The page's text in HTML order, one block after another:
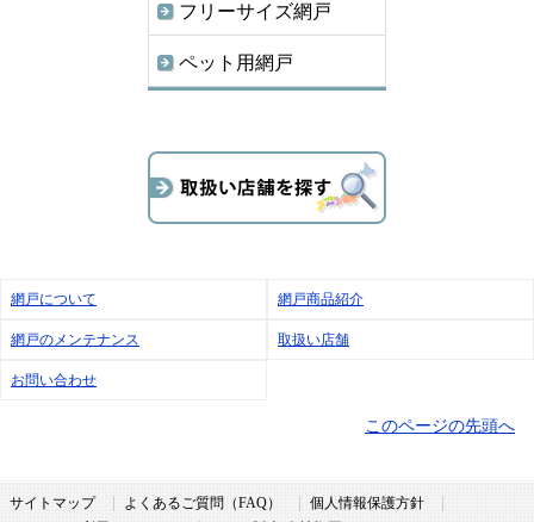
フリーサイズ網戸
ペット用網戸
網戸について 網戸商品紹介
網戸のメンテナンス 取扱い店舗
お問い合わせ
このページの先頭へ
サイトマップ よくあるご質問（FAQ）
個人情報保護方針